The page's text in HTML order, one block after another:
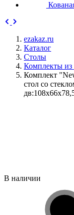
ezakaz.ru
Каталог
Столы
Комплекты из
Комплект
стол со
В наличии